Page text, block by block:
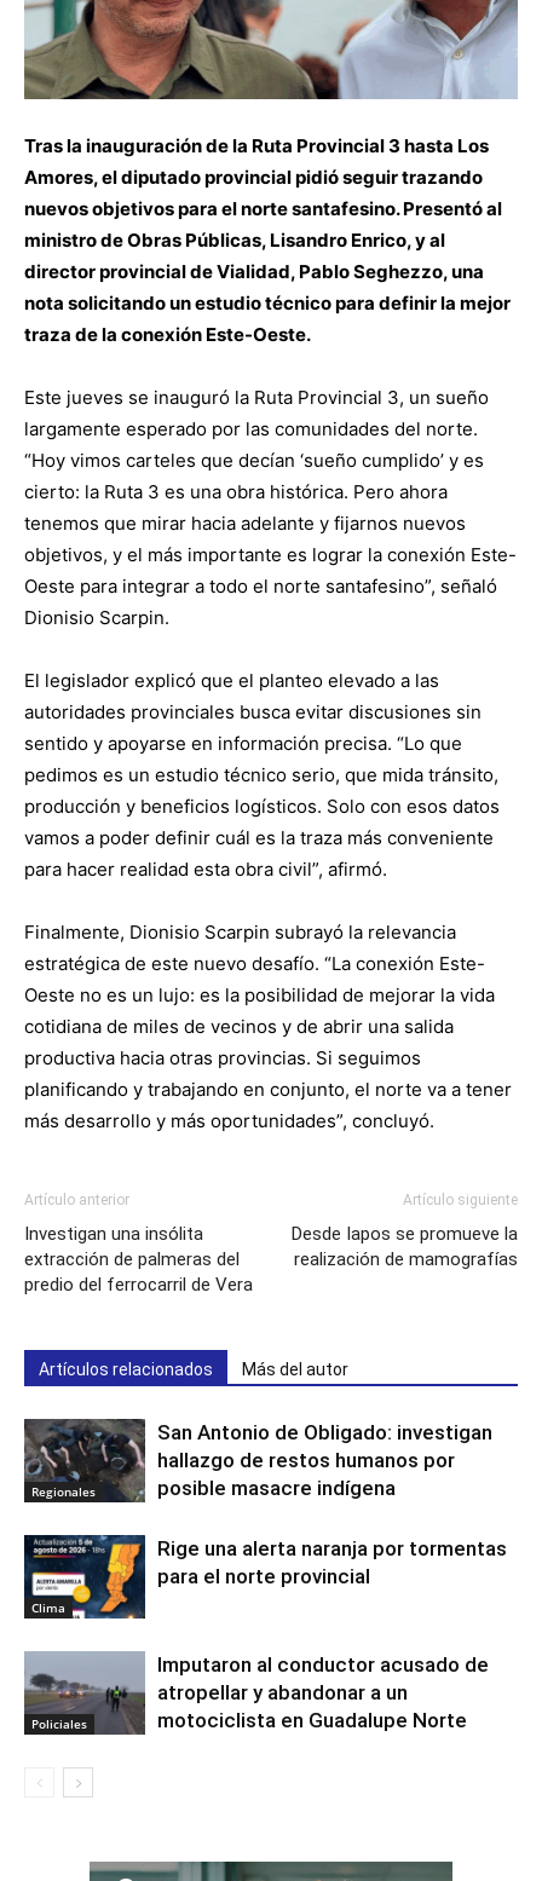
Tras la inauguración de la Ruta Provincial 3 hasta Los
Amores, el diputado provincial pidió seguir trazando
nuevos objetivos para el norte santafesino. Presentó al
ministro de Obras Públicas, Lisandro Enrico, y al
director provincial de Vialidad, Pablo Seghezzo, una
nota solicitando un estudio técnico para definir la mejor
traza de la conexión Este-Oeste.
Este jueves se inauguró la Ruta Provincial 3, un sueño
largamente esperado por las comunidades del norte.
“Hoy vimos carteles que decían ‘sueño cumplido’ y es
cierto: la Ruta 3 es una obra histórica. Pero ahora
tenemos que mirar hacia adelante y fijarnos nuevos
objetivos, y el más importante es lograr la conexión Este-
Oeste para integrar a todo el norte santafesino”, señaló
Dionisio Scarpin.
El legislador explicó que el planteo elevado a las
autoridades provinciales busca evitar discusiones sin
sentido y apoyarse en información precisa. “Lo que
pedimos es un estudio técnico serio, que mida tránsito,
producción y beneficios logísticos. Solo con esos datos
vamos a poder definir cuál es la traza más conveniente
para hacer realidad esta obra civil”, afirmó.
Finalmente, Dionisio Scarpin subrayó la relevancia
estratégica de este nuevo desafío. “La conexión Este-
Oeste no es un lujo: es la posibilidad de mejorar la vida
cotidiana de miles de vecinos y de abrir una salida
productiva hacia otras provincias. Si seguimos
planificando y trabajando en conjunto, el norte va a tener
más desarrollo y más oportunidades”, concluyó.
Artículo anterior
Investigan una insólita
extracción de palmeras del
predio del ferrocarril de Vera
Artículo siguiente
Desde Iapos se promueve la
realización de mamografías
Artículos relacionados Más del autor
Regionales
San Antonio de Obligado: investigan
hallazgo de restos humanos por
posible masacre indígena
Clima
Rige una alerta naranja por tormentas
para el norte provincial
Policiales
Imputaron al conductor acusado de
atropellar y abandonar a un
motociclista en Guadalupe Norte